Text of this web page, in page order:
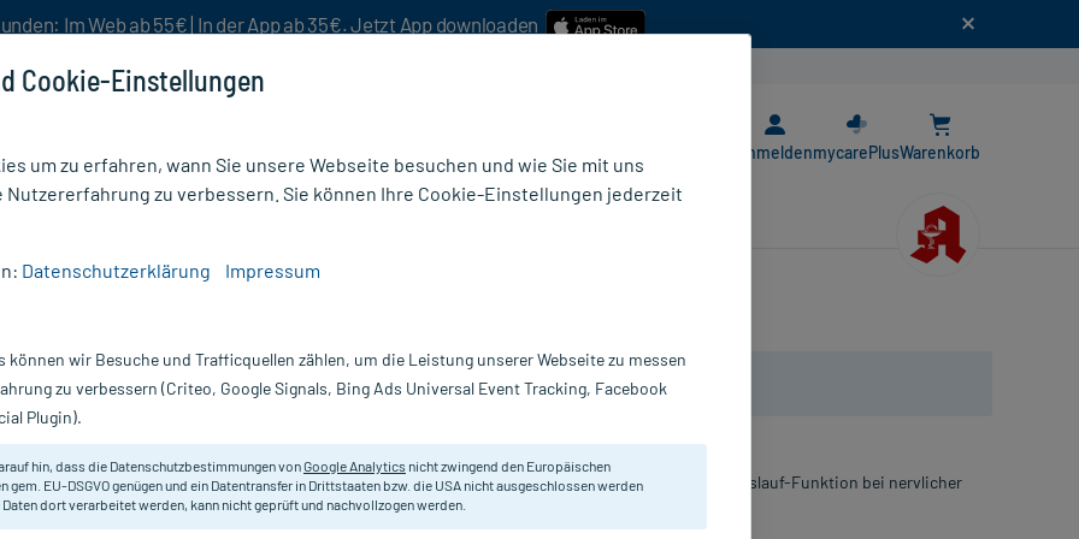
Im Web ab 55€ | In der App ab 35€. Jetzt App downloaden
AnmeldenmycarePlusWarenkorb
Nur für kurze Zeit:Gratis-Versand* ab 19€ Mindestbestellwert!
50 ml
Homöopathisches Arzneimittel zur Unterstützung der Herz-Kreislauf-Funktion bei nervlicher
Belastung.
Cookie-Einstellungen
um zu erfahren, wann Sie unsere Webseite besuchen und wie Sie mit uns
Nutzererfahrung zu verbessern. Sie können Ihre Cookie-Einstellungen jederzeit
Datenschutzerklärung Impressum
können wir Besuche und Trafficquellen zählen, um die Leistung unserer Webseite zu messen
zu verbessern (Criteo, Google Signals, Bing Ads Universal Event Tracking, Facebook
Plugin).
hin, dass die Datenschutzbestimmungen vonGoogle Analytics nicht zwingend den Europäischen
gem. EU-DSGVO genügen und ein Datentransfer in Drittstaaten bzw. die USA nicht ausgeschlossen werden
Daten dort verarbeitet werden, kann nicht geprüft und nachvollzogen werden.